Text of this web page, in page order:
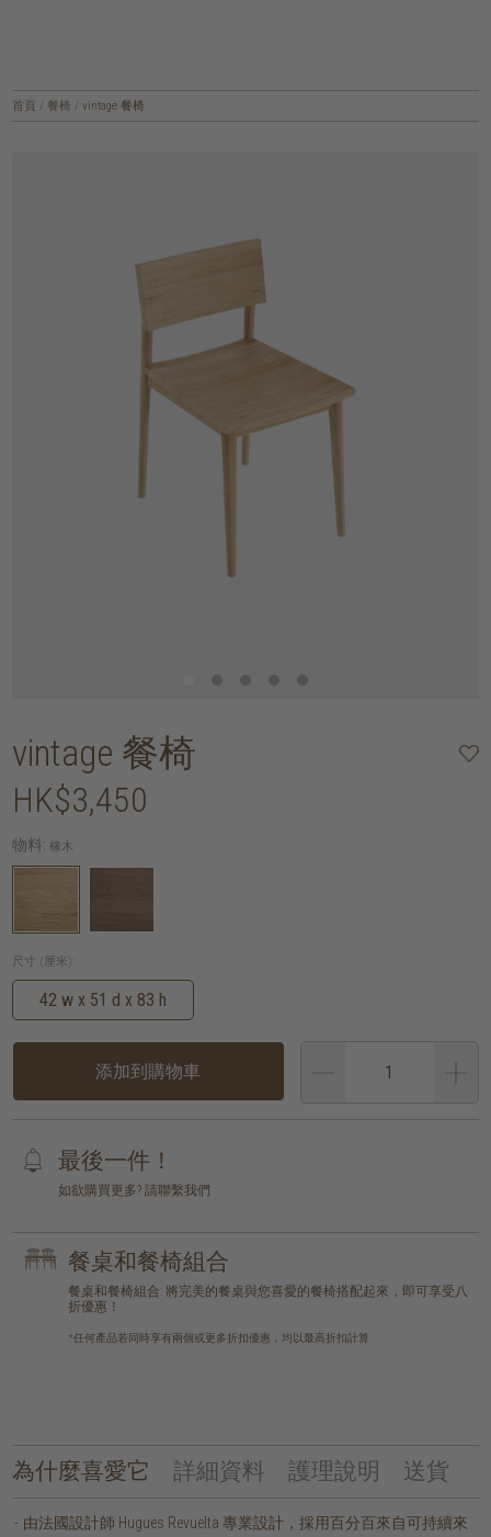
首頁 / 餐椅 / vintage 餐椅
vintage 餐椅
HK$3,450
物料: 橡木
尺寸 (厘米):
42 w x 51 d x 83 h
添加到購物車
最後一件！
如欲購買更多? 請聯繫我們
餐桌和餐椅組合
餐桌和餐椅組合: 將完美的餐桌與您喜愛的餐椅搭配起來，即可享受八
折優惠！
*任何產品若同時享有兩個或更多折扣優惠，均以最高折扣計算
為什麼喜愛它 詳細資料 護理說明 送貨
由法國設計師 Hugues Revuelta 專業設計，採用百分百來自可持續來